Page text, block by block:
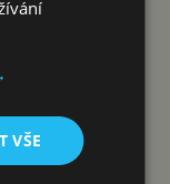
VŠE